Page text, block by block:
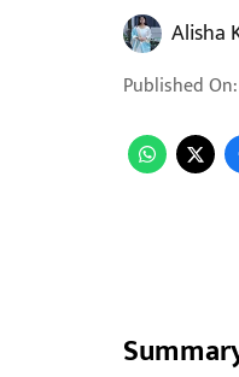
Alisha
Published On: